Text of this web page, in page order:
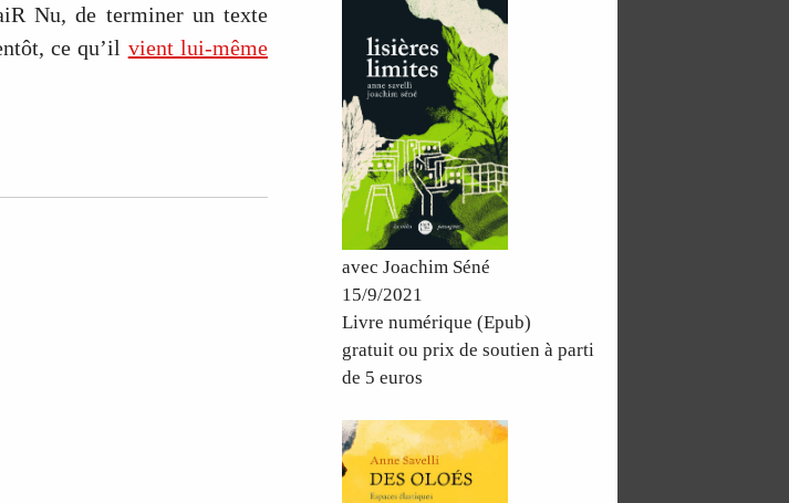
Nu, de terminer un texte
ce qu’il vient lui-même
avec Joachim Séné
15/9/2021
Livre numérique (Epub)
gratuit ou prix de soutien à parti
de 5 euros